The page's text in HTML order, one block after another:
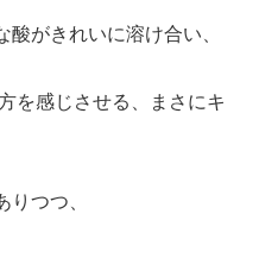
がきれいに溶け合い、
を感じさせる、まさにキ
つつ、